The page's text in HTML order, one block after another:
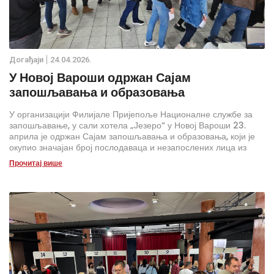
Дoгађаjи 24.04.2026.
У Новој Вароши одржан Сајам
запошљавања и образовања
У организацији Филијале Пријепоље Националне службе за
запошљавање, у сали хотела „Језеро“ у Новој Вароши 23.
априла је одржан Сајам запошљавања и образовања, који је
окупио значајан број послодаваца и незапослених лица из
овог краја. Догађају су присуствовали и представници
Канцеларије за младе и Канцеларије за локални економски
Прочитај више